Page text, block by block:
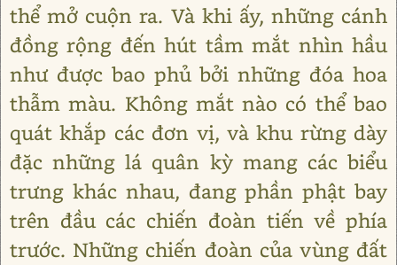
thể mở cuộn ra. Và khi ấy, những cánh
đồng rộng đến hút tầm mắt nhìn hầu
như được bao phủ bởi những đóa hoa
thẫm màu. Không mắt nào có thể bao
quát khắp các đơn vị, và khu rừng dày
đặc những lá quân kỳ mang các biểu
trưng khác nhau, đang phần phật bay
trên đầu các chiến đoàn tiến về phía
trước. Những chiến đoàn của vùng đất